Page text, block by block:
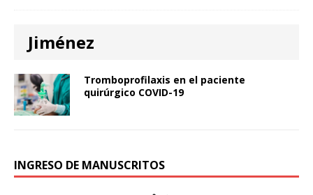
Jiménez
Tromboprofilaxis en el paciente
quirúrgico COVID-19
INGRESO DE MANUSCRITOS